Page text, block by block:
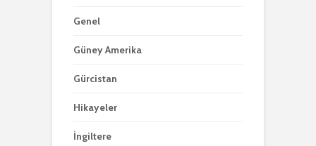
Genel
Güney Amerika
Gürcistan
Hikayeler
İngiltere